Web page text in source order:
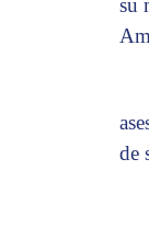
su
de